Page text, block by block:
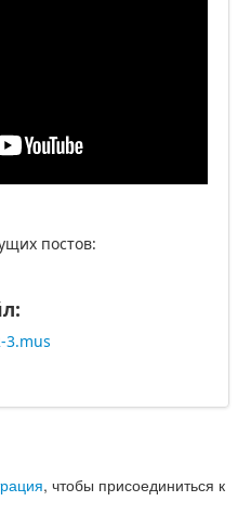
постов:
3.mus
, чтобы присоединиться к